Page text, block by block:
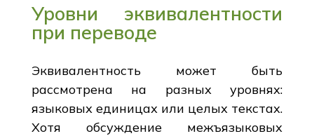
Уровни эквивалентности
при переводе
Эквивалентность может быть
рассмотрена на разных уровнях:
языковых единицах или целых текстах.
Хотя обсуждение межъязыковых